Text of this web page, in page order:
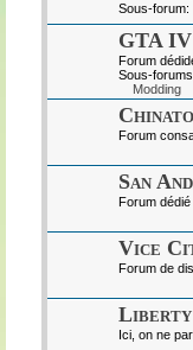
Sous-forum:
GTA IV
Forum
Sous-
Modding
Forum
San
Forum
Vice
Forum de
Ici, on ne